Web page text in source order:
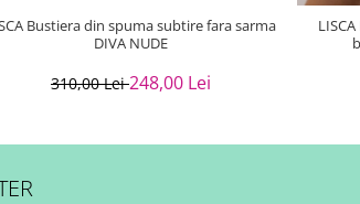
Bustiera din spuma subtire fara sarma
DIVA NUDE
310,00 Lei248,00 Lei